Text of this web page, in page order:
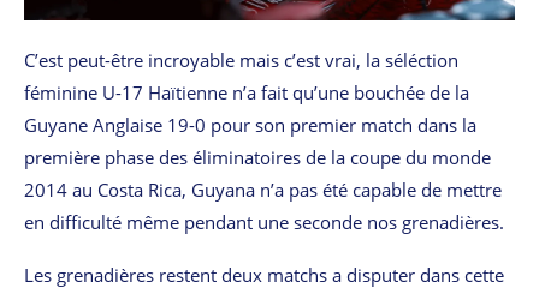
C’est peut-être incroyable mais c’est vrai, la séléction
féminine U-17 Haïtienne n’a fait qu’une bouchée de la
Guyane Anglaise 19-0 pour son premier match dans la
première phase des éliminatoires de la coupe du monde
2014 au Costa Rica, Guyana n’a pas été capable de mettre
en difficulté même pendant une seconde nos grenadières.
Les grenadières restent deux matchs a disputer dans cette